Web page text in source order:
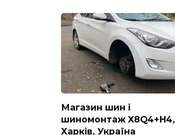
Магазин шин і
шиномонтаж X8Q4+H4,
Харків, Україна